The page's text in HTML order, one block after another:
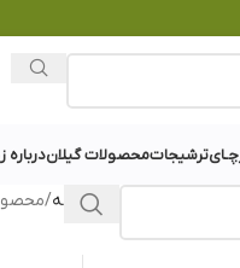
چـایترشیجاتمحصولات گیلاندرباره
خانه